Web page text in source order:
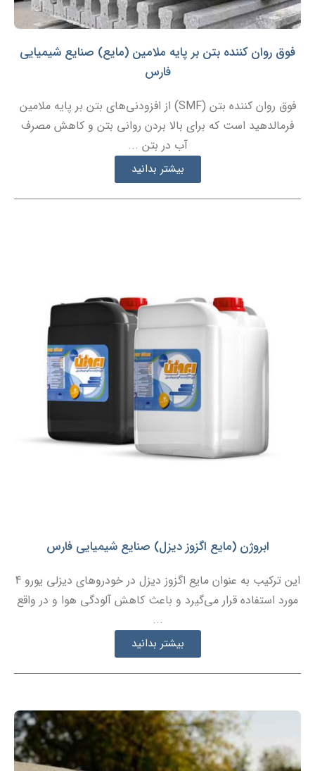
فوق روان کننده بتن بر پایه ملامین (مایع) صنایع شیمیایی
فارس
فوق روان کننده بتن (SMF) از افزودنی‌های بتن بر پایه ملامین
فرمالدهید است که برای بالا بردن روانی بتن و کاهش مصرف
آب در بتن ...
بیشتر بدانید
ابروژن (مایع اگزوز دیزل) صنایع شیمیایی فارس
این ترکیب به عنوان مایع اگزوز دیزل در خودروهای دیزلی یورو 4
مورد استفاده قرار می‌گیرد و باعث کاهش آلودگی هوا و در واقع
...
بیشتر بدانید